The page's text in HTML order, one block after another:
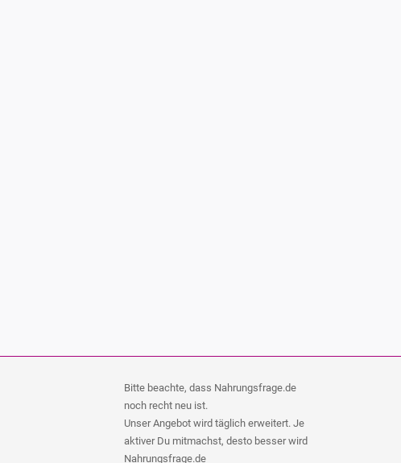
Bitte beachte, dass Nahrungsfrage.de
noch recht neu ist.
Unser Angebot wird täglich erweitert. Je
aktiver Du mitmachst, desto besser wird
Nahrungsfrage.de